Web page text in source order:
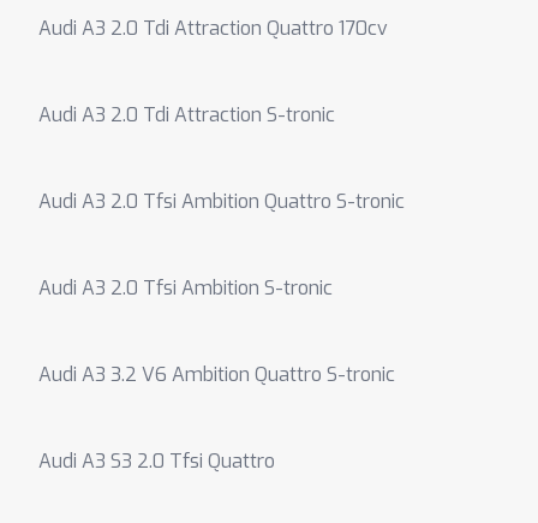
Audi A3 2.0 Tdi Attraction Quattro 170cv
Audi A3 2.0 Tdi Attraction S-tronic
Audi A3 2.0 Tfsi Ambition Quattro S-tronic
Audi A3 2.0 Tfsi Ambition S-tronic
Audi A3 3.2 V6 Ambition Quattro S-tronic
Audi A3 S3 2.0 Tfsi Quattro